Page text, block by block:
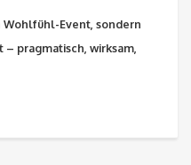
Wohlfühl-Event, sondern
pragmatisch, wirksam,